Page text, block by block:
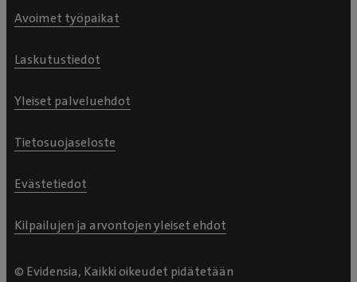
Avoimet työpaikat
Laskutustiedot
Yleiset palveluehdot
Tietosuojaseloste
Evästetiedot
Kilpailujen ja arvontojen yleiset ehdot
© Evidensia, Kaikki oikeudet pidätetään